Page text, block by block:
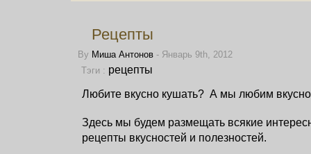
Рецепты
By Миша Антонов - Январь 9th, 2012
Тэги : рецепты
Любите вкусно кушать? А мы любим вкусно
Здесь мы будем размещать всякие
рецепты вкусностей и полезностей.